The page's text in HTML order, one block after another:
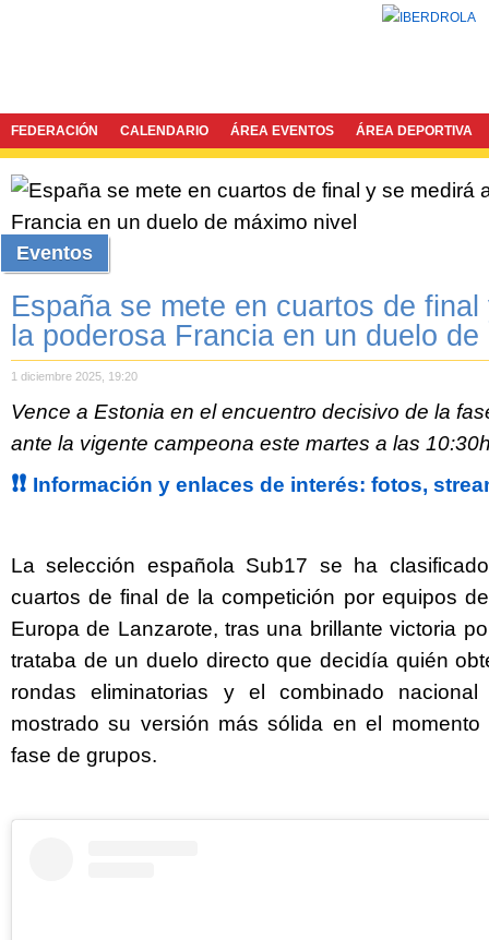
FEDERACIÓN CALENDARIO ÁREA EVENTOS ÁREA DEPORTIVA
Eventos
España se mete en cuartos de
la poderosa Francia en un duelo
1 diciembre 2025, 19:20
Vence a Estonia en el encuentro decisivo de la
ante la vigente campeona este martes a las
❗❗ Información y enlaces de interés: fotos,
La selección española Sub17 se ha
cuartos de final de la competición por equipos
Europa de Lanzarote, tras una brillante victoria
trataba de un duelo directo que decidía quién
rondas eliminatorias y el combinado
mostrado su versión más sólida en el
fase de grupos.